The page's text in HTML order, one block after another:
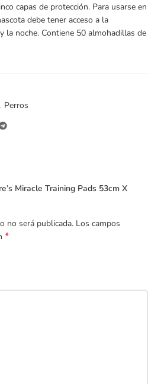
capas de protección. Para usarse en
debe tener acceso a la
la noche. Contiene 50 almohadillas de
, Perros
Miracle Training Pads 53cm X
no será publicada. Los campos
*